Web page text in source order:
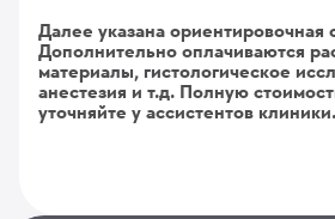
Далее указана ориентировочная
Дополнительно оплачиваются
материалы, гистологическое
анестезия и т.д. Полную
уточняйте у ассистентов клиники.